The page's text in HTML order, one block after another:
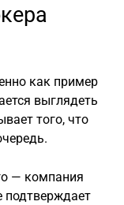
как пример
выглядеть
того, что
— компания
подтверждает